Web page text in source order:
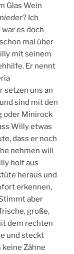
Glas Wein
? Ich
es doch
mal über
mit seinem
Er nennt
setzen uns an
sind mit den
oder Minirock
Willy etwas
dass er noch
nehmen will
holt aus
heraus und
erkennen,
aber
große,
dem rechten
und steckt
Zähne